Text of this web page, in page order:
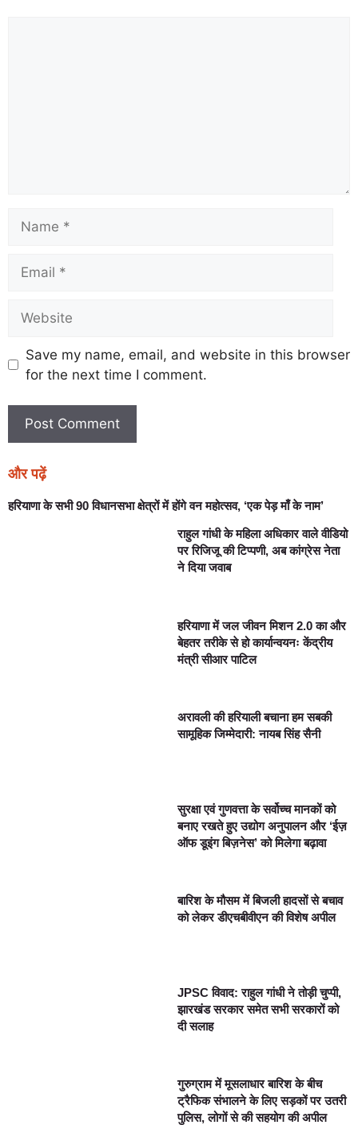
Save my name, email, and website in this browser
for the next time I comment.
और पढ़ें
हरियाणा के सभी 90 विधानसभा क्षेत्रों में होंगे वन महोत्सव, ‘एक पेड़ माँ के नाम’
राहुल गांधी के महिला अधिकार वाले वीडियो
पर रिजिजू की टिप्पणी, अब कांग्रेस नेता
ने दिया जवाब
हरियाणा में जल जीवन मिशन 2.0 का और
बेहतर तरीके से हो कार्यान्वयनः केंद्रीय
मंत्री सीआर पाटिल
अरावली की हरियाली बचाना हम सबकी
सामूहिक जिम्मेदारी: नायब सिंह सैनी
सुरक्षा एवं गुणवत्ता के सर्वोच्च मानकों को
बनाए रखते हुए उद्योग अनुपालन और ‘ईज़
ऑफ डूइंग बिज़नेस’ को मिलेगा बढ़ावा
बारिश के मौसम में बिजली हादसों से बचाव
को लेकर डीएचबीवीएन की विशेष अपील
JPSC विवाद: राहुल गांधी ने तोड़ी चुप्पी,
झारखंड सरकार समेत सभी सरकारों को
दी सलाह
गुरुग्राम में मूसलाधार बारिश के बीच
ट्रैफिक संभालने के लिए सड़कों पर उतरी
पुलिस, लोगों से की सहयोग की अपील